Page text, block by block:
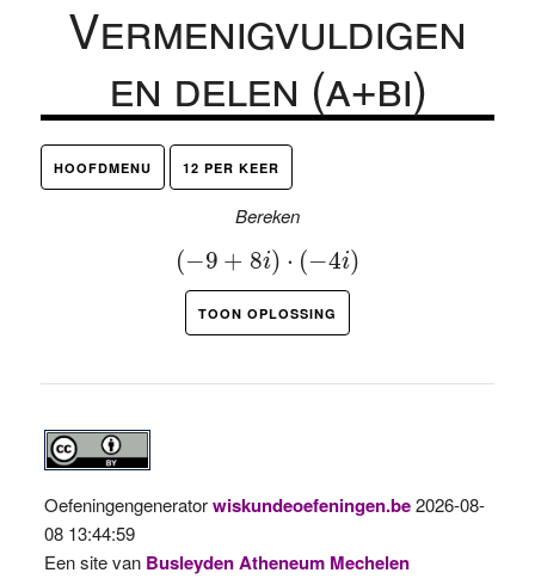
Vermenigvuldigen
en delen (a+bi)
HOOFDMENU 12 PER KEER
Bereken
(−9 + 8i) ⋅ (−4i)
(− 9+ 8 )⋅(− i)
TOON OPLOSSING
Oefeningengeneratorwiskundeoefeningen.be2026-08-
08 13:44:59
Een site van Busleyden Atheneum Mechelen